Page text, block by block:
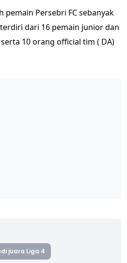
Persebri FC sebanyak
dari 16 pemain junior dan
10 orang official tim ( DA)
juara Liga 4